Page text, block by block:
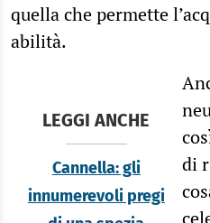
quella che permette
abilità.
LEGGI ANCHE
Cannella: gli
innumerevoli pregi
di